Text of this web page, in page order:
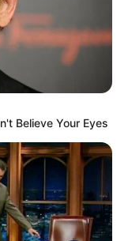
Believe Your Eyes